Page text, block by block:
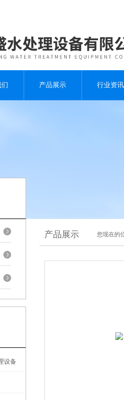
产品展示 行业资讯
设备
产品展示 您现在的